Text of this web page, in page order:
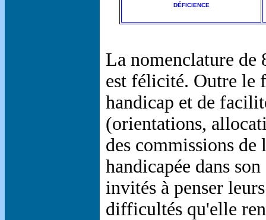
DÉFICIENCE
La nomenclature de
est félicité. Outre le
handicap et de
(orientations,
des commissions de
handicapée dans
invités à penser
difficultés qu'elle